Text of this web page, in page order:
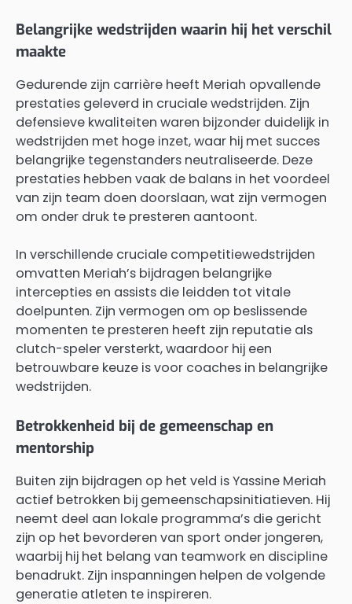
Belangrijke wedstrijden waarin hij het verschil
maakte
Gedurende zijn carrière heeft Meriah opvallende
prestaties geleverd in cruciale wedstrijden. Zijn
defensieve kwaliteiten waren bijzonder duidelijk in
wedstrijden met hoge inzet, waar hij met succes
belangrijke tegenstanders neutraliseerde. Deze
prestaties hebben vaak de balans in het voordeel
van zijn team doen doorslaan, wat zijn vermogen
om onder druk te presteren aantoont.
In verschillende cruciale competitiewedstrijden
omvatten Meriah’s bijdragen belangrijke
intercepties en assists die leidden tot vitale
doelpunten. Zijn vermogen om op beslissende
momenten te presteren heeft zijn reputatie als
clutch-speler versterkt, waardoor hij een
betrouwbare keuze is voor coaches in belangrijke
wedstrijden.
Betrokkenheid bij de gemeenschap en
mentorship
Buiten zijn bijdragen op het veld is Yassine Meriah
actief betrokken bij gemeenschapsinitiatieven. Hij
neemt deel aan lokale programma’s die gericht
zijn op het bevorderen van sport onder jongeren,
waarbij hij het belang van teamwork en discipline
benadrukt. Zijn inspanningen helpen de volgende
generatie atleten te inspireren.